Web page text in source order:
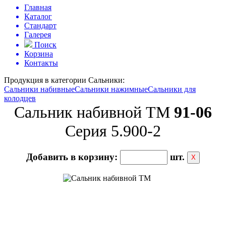
Главная
Каталог
Стандарт
Галерея
Поиск
Корзина
Контакты
Продукция в категории Сальники:
Сальники набивныеСальники нажимныеСальники для
колодцев
Сальник набивной ТМ 91-06
Серия 5.900-2
Добавить в корзину: шт. Х